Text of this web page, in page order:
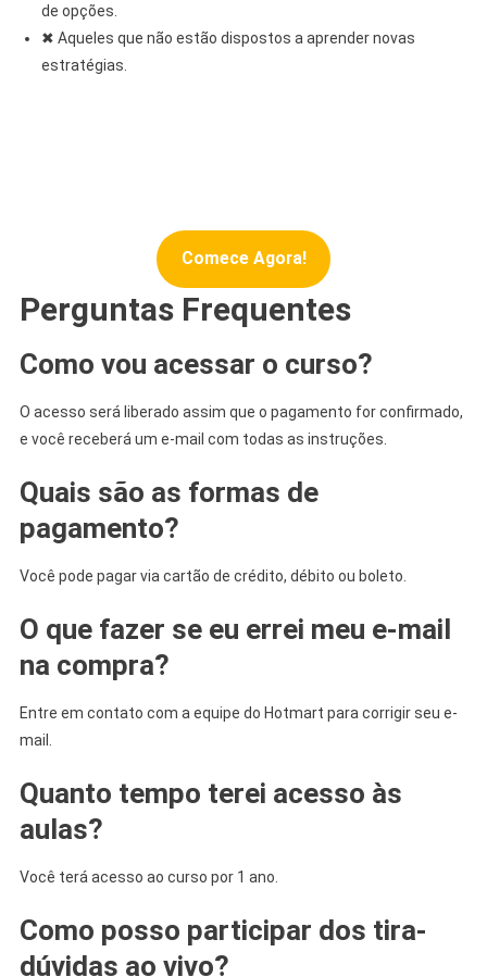
de opções.
✖ Aqueles que não estão dispostos a aprender novas
estratégias.
Comece Agora!
Perguntas Frequentes
Como vou acessar o curso?
O acesso será liberado assim que o pagamento for confirmado,
e você receberá um e-mail com todas as instruções.
Quais são as formas de
pagamento?
Você pode pagar via cartão de crédito, débito ou boleto.
O que fazer se eu errei meu e-mail
na compra?
Entre em contato com a equipe do Hotmart para corrigir seu e-
mail.
Quanto tempo terei acesso às
aulas?
Você terá acesso ao curso por 1 ano.
Como posso participar dos tira-
dúvidas ao vivo?